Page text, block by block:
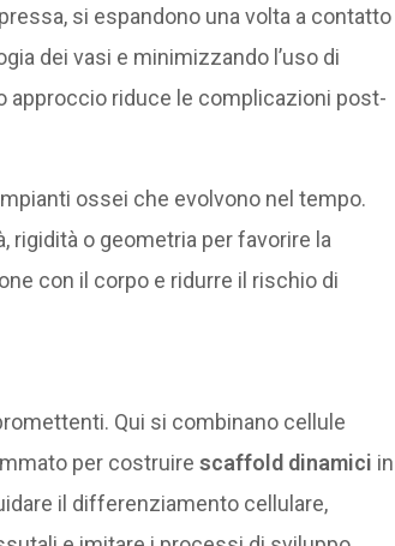
si espandono una volta a contatto
dei vasi e minimizzando l’uso di
approccio riduce le complicazioni post-
ossei che evolvono nel tempo.
rigidità o geometria per favorire la
con il corpo e ridurre il rischio di
Qui si combinano cellule
per costruire scaffold dinamici in
il differenziamento cellulare,